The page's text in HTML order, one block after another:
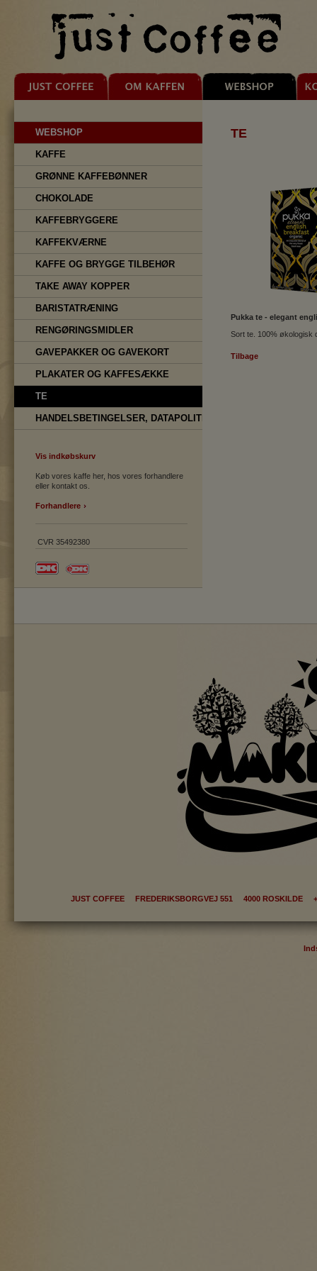
WEBSHOP
KAFFE
GRØNNE KAFFEBØNNER
CHOKOLADE
KAFFEBRYGGERE
KAFFEKVÆRNE
KAFFE OG BRYGGE TILBEHØR
TAKE AWAY KOPPER
BARISTATRÆNING
RENGØRINGSMIDLER
GAVEPAKKER OG GAVEKORT
PLAKATER OG KAFFESÆKKE
TE
HANDELSBETINGELSER, DATAPOLITIK
Vis indkøbskurv
Køb vores kaffe her, hos vores forhandlere
eller kontakt os.
Forhandlere
CVR 35492380
TE
Pukka te - elegant
Sort te. 100% økologisk
Tilbage
JUST COFFEE FREDERIKSBORGVEJ 551 4000 ROSKILDE